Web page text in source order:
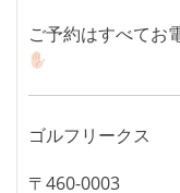
ご予約はすべてお
ゴルフリークス
〒460-0003